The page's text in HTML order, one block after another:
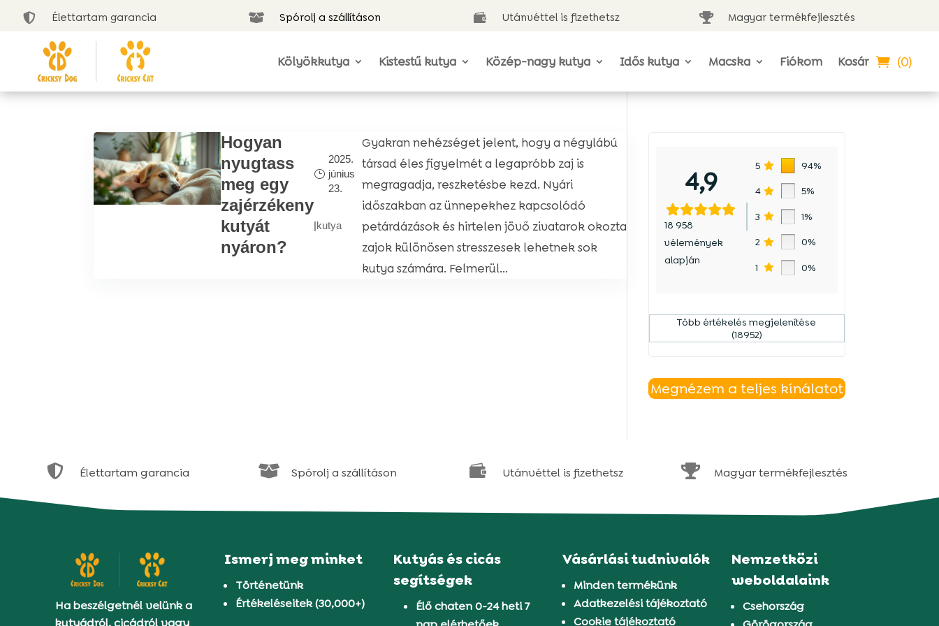
 Élettartam garancia  Spórolj a szállításon  Utánvéttel is fizethetsz  Magyar termékfejlesztés
Kölyökkutya Kistestű kutya Közép-nagy kutya Idős kutya Macska Fiókom Kosár (0)
Hogyan
nyugtass
meg egy
zajérzékeny
kutyát
nyáron?
2025.
június
23.
|kutya
Gyakran nehézséget jelent, hogy a négylábú
társad éles figyelmét a legapróbb zaj is
megragadja, reszketésbe kezd. Nyári
időszakban az ünnepekhez kapcsolódó
petárdázások és hirtelen jövő zivatarok okozta
zajok különösen stresszesek lehetnek sok
kutya számára. Felmerül...
4,9
18 958
vélemények
alapján
5 94%
4 5%
3 1%
2 0%
1 0%
Több értékelés megjelenítése
(18952)
Megnézem a teljes kínálatot
 Élettartam garancia  Spórolj a szállításon  Utánvéttel is fizethetsz  Magyar termékfejlesztés
Ha beszélgetnél velünk a
kutyádról, cicádról vagy
Ismerj meg minket
Történetünk
Értékeléseitek (30,000+)
Kutyás és cicás
segítségek
Élő chaten 0-24 heti 7
Vásárlási tudnivalók
Minden termékünk
Adatkezelési tájékoztató
Cookie tájékoztató
Nemzetközi
weboldalaink
Csehország